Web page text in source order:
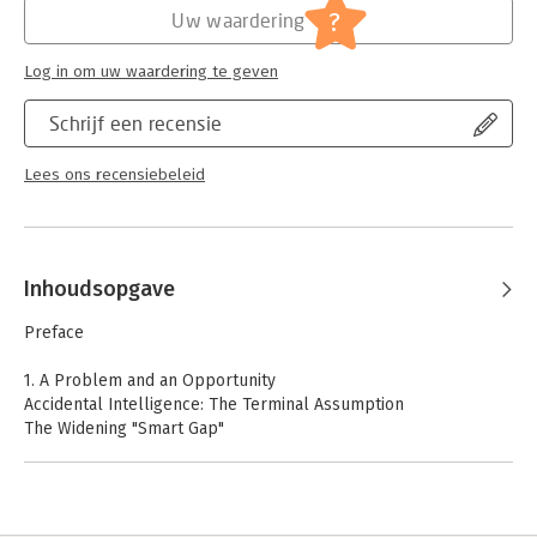
Schrijf een recensie
Lees ons recensiebeleid
Uw waardering ?
Log in om uw waardering te geven
Inhoudsopgave
Preface
1. A Problem and an Opportunity
Accidental Intelligence: The Terminal Assumption
The Widening "Smart Gap"